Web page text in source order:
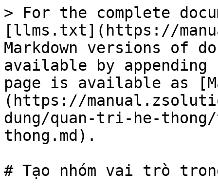
> For the complete
[llms.txt](https://
Markdown versions of
available by
page is available as
(https://
dung/quan-tri-he-
thong.md).
# Tạo nhóm vai trò